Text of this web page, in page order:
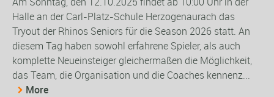
Halle an der Carl-Platz-Schule Herzogenaurach das
Tryout der Rhinos Seniors für die Season 2026 statt. An
diesem Tag haben sowohl erfahrene Spieler, als auch
komplette Neueinsteiger gleichermaßen die Möglichkeit,
das Team, die Organisation und die Coaches kennenz...
More